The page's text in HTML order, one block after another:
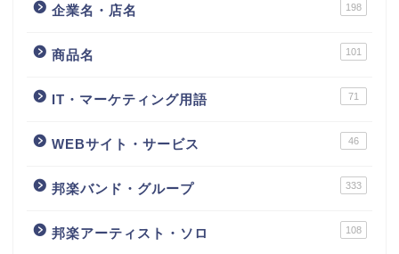
企業名・店名 198
商品名 101
IT・マーケティング用語 71
WEBサイト・サービス 46
邦楽バンド・グループ 333
邦楽アーティスト・ソロ 108